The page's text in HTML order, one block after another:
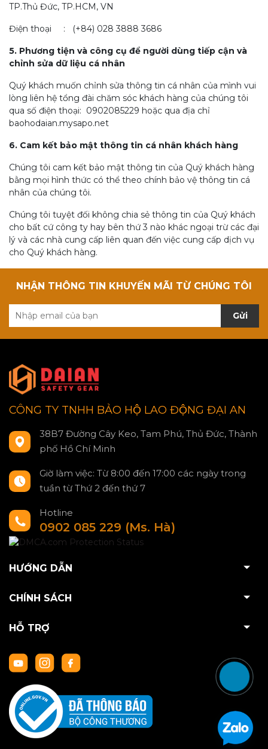
TP.Thủ Đức, TP.HCM, VN
Điện thoại : (+84) 028 3888 3686
5. Phương tiện và công cụ để người dùng tiếp cận và
chỉnh sửa dữ liệu cá nhân
Quý khách muốn chỉnh sửa thông tin cá nhân của mình vui
lòng liên hệ tổng đài chăm sóc khách hàng của chúng tôi
qua số điện thoại: 0902085229 hoặc qua địa chỉ
baohodaian.mysapo.net
6. Cam kết bảo mật thông tin cá nhân khách hàng
Chúng tôi cam kết bảo mật thông tin của Quý khách hàng
bằng mọi hình thức có thể theo chính bảo vệ thông tin cá
nhân của chúng tôi.
Chúng tôi tuyệt đối không chia sẻ thông tin của Quý khách
cho bất cứ công ty hay bên thứ 3 nào khác ngoại trừ các đại
lý và các nhà cung cấp liên quan đến việc cung cấp dịch vụ
cho Quý khách hàng.
NHẬN THÔNG TIN KHUYẾN MÃI TỪ CHÚNG TÔI
Gửi
CÔNG TY TNHH BẢO HỘ LAO ĐỘNG ĐẠI AN
38B7 Đường Cây Keo, Tam Phú, Thủ Đức, Thành
phố Hồ Chí Minh
Giờ làm việc: Từ 8:00 đến 17:00 các ngày trong
tuần từ Thứ 2 đến thứ 7
Hotline
0902 085 229 (Ms. Hà)
HƯỚNG DẪN
CHÍNH SÁCH
HỖ TRỢ